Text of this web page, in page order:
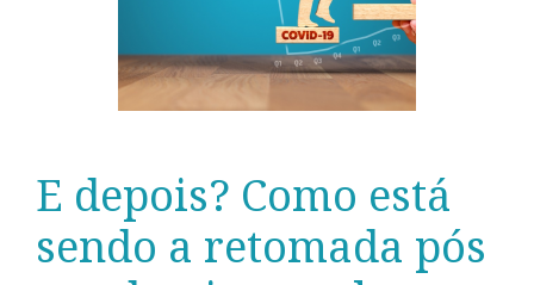
E depois? Como está
sendo a retomada pós